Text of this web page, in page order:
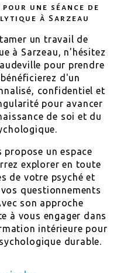
une séance de
à Sarzeau
un travail de
à Sarzeau, n'hésitez
pour prendre
d'un
confidentiel et
pour avancer
de soi et du
propose un espace
explorer en toute
de votre psyché et
questionnements
son approche
à vous engager dans
intérieure pour
durable.